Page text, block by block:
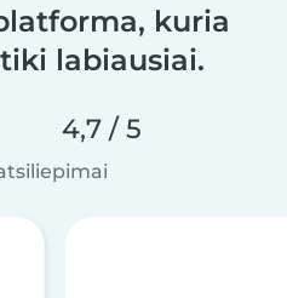
kuria
labiausiai.
4,7 / 5